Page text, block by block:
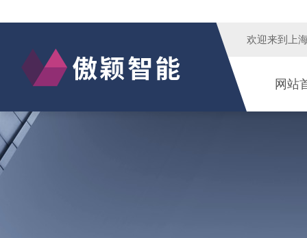
欢迎来到 上
网站